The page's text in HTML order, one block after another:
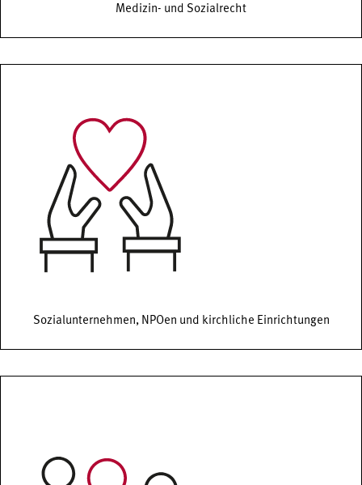
Medizin- und Sozialrecht
Sozialunternehmen, NPOen und kirchliche Einrichtungen